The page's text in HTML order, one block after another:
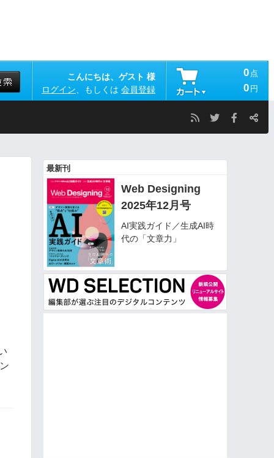
こんにちは、ゲスト 様
ログイン 、もしくは 会員登録
0 点
0 円
最新刊
Web Designing
2025年12月号
AI実践ガイド／生成AI時
代の「文章力」